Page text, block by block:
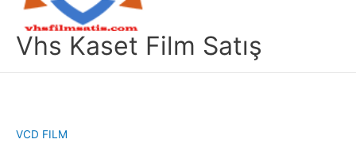
Vhs Kaset Film Satış
VCD FILM